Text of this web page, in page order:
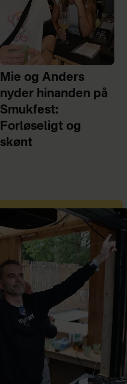
Mie og Anders
nyder hinanden på
Smukfest:
Forløseligt og
skønt